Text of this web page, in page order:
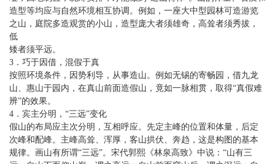
造型等均应与自然环境相互协调。例如，一座大中型园林可造游览
之山，庭院多造观赏的小山，造型庞大者须雄奇，高耸者须秀拔，
低
矮者须平远。
3．巧于因借，混假于真
按照环境条件，因势利导，从事造山。例如无锡的寄畅园，借九龙
山、惠山于园内，在真山前面造假山，竟如一脉相贯，取得“真假难
辨”的效果。
4．宾主分明，“三远”变化
假山的布局应主次分明，互相呼应。先定主峰的位置和体量，后定
次峰和配峰。主峰高耸、浑厚，客山拱伏、奔趋，这是构图的基本
规律。画山有所谓“三远”。宋代郭熙《林泉高致》中说：“山有三